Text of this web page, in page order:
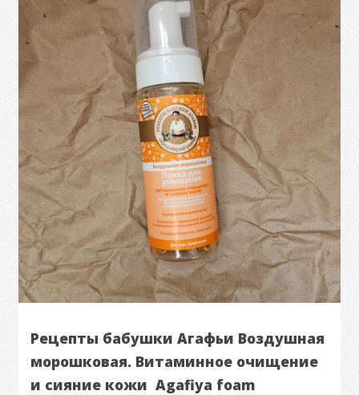
Рецепты бабушки Агафьи Воздушная
морошковая. Витаминное очищение
и сияние кожи Agafiya foam